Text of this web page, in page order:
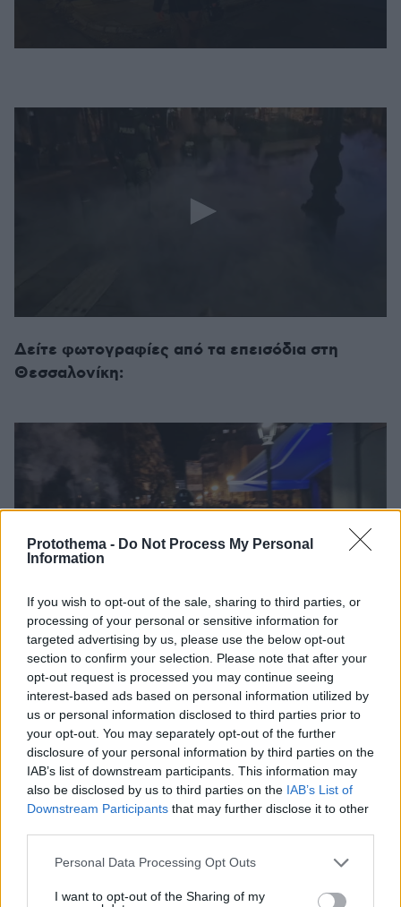
Protothema - Do Not Process My Personal
Information
If you wish to opt-out of the sale, sharing to third parties, or
processing of your personal or sensitive information for
targeted advertising by us, please use the below opt-out
section to confirm your selection. Please note that after your
opt-out request is processed you may continue seeing
interest-based ads based on personal information utilized by
us or personal information disclosed to third parties prior to
your opt-out. You may separately opt-out of the further
disclosure of your personal information by third parties on the
IAB’s list of downstream participants. This information may
also be disclosed by us to third parties on the IAB’s List of
Downstream Participants that may further disclose it to other
Please note that this website/app uses one or more Google
not limited to your visit or usage behaviour. You may click to
Personal Data Processing Opt Outs
I want to opt-out of the Sharing of my
seconds
of
28
seconds
Δείτε φωτογραφίες από τα επεισόδια στη
Θεσσαλονίκη: